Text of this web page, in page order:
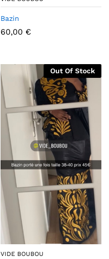
Bazin
60,00 €
Out Of Stock
VIDE BOUBOU